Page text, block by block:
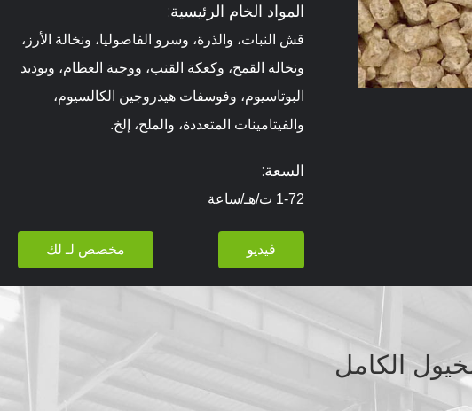
المواد الخام الرئيسية:
قش النبات، والذرة، وسرو الفاصوليا، ونخالة الأرز،
ونخالة القمح، وكعكة القنب، ووجبة العظام، ويوديد
البوتاسيوم، وفوسفات هيدروجين الكالسيوم،
والفيتامينات المتعددة، والملح، إلخ.
السعة:
1-72 ت/هـ/ساعة
فيديو مخصص لـ لك
الكامل